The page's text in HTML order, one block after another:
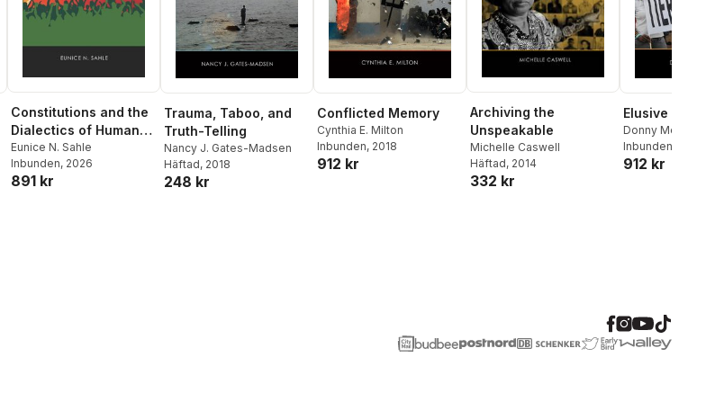
Constitutions and the
Dialectics of Human
Rights in Malawi and
Kenya
Eunice N. Sahle
Inbunden, 2026
891 kr
Trauma, Taboo, and
Truth-Telling
Nancy J. Gates-Madsen
Häftad, 2018
248 kr
Conflicted Memory
Cynthia E. Milton
Inbunden, 2018
912 kr
Archiving the
Unspeakable
Michelle Caswell
Häftad, 2014
332 kr
Elusive
Donny Meertens
Inbunden
912 kr